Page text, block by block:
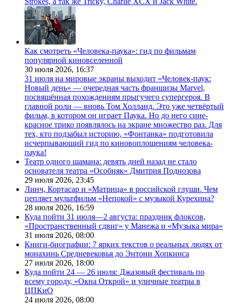
Как смотреть «Человека-паука»: гид по фильмам
популярной киновселенной
30 июля 2026, 16:37
31 июля на мировые экраны выходит «Человек-паук:
Новый день» — очередная часть франшизы Marvel,
посвящённая похождениям прыгучего супергероя. В
главной роли — вновь Том Холланд. Это уже четвёртый
фильм, в котором он играет Паука. Но до него сине-
красное трико появлялось на экране множество раз. Для
тех, кто подзабыл историю, «Фонтанка» подготовила
исчерпывающий гид по киновоплощениям человека-
паука!
Театр одного шамана: девять дней назад не стало
основателя театра «Особняк» Дмитрия Поднозова
29 июля 2026, 23:45
Линч, Кортасар и «Матрица» в российской глуши. Чем
цепляет мультфильм «Непокой» с музыкой Курехина?
28 июля 2026, 16:59
Куда пойти 31 июля—2 августа: праздник флоксов,
«Пространственный сдвиг» у Манежа и «Музыка мира»
31 июля 2026, 08:00
Книги-биографии: 7 ярких текстов о реальных людях от
монахинь Средневековья до Энтони Хопкинса
27 июля 2026, 18:00
Куда пойти 24 — 26 июля: Джазовый фестиваль по
всему городу, «Окна Открой» и уличные театры в
ЦПКиО
24 июля 2026, 08:00